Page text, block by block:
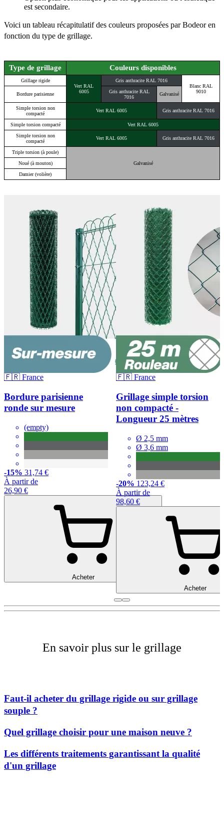
est secondaire.
Voici un tableau récapitulatif des couleurs proposées par Bodeor en
fonction du type de grillage.
Type de grillage Couleurs disponibles
Grillage rigide
Vert RAL
6005
Gris anthracite RAL 7016
Blanc RAL
9010
Bordure parisienne
Gris anthracite RAL
7016
Galvanisé
Simple torsion non
compacté
Vert RAL 6005 Gris anthracite RAL 7016
Simple torsion compacté
Vert RAL 6005
Simple torsion non
compacté
Vert RAL 6005 Gris anthracite RAL 7016
Triple torsion (à poule)
Galvanisé
Noué (à mouton)
Damier (volière)
🇫🇷 France
Bordure parisienne
ronde sur mesure
(empty)
-15% 31,74 €
À partir de
26,90 €
Acheter
🇫🇷 France
Grillage simple torsion
non compacté -
Longueur 25 mètres
Ø 2,5 mm
Ø 3,6 mm
-20% 123,24 €
À partir de
98,60 €
Acheter
En savoir plus sur le grillage
Faut-il acheter du grillage rigide ou sur grillage
souple ?
Quel grillage choisir pour une maison neuve ?
Les différents traitements garantissant la qualité
d'un grillage